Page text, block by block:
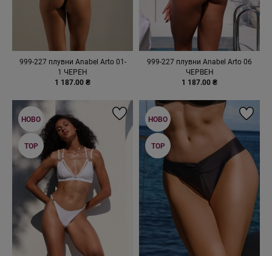
999-227 плувни Anabel Arto 01-
1 ЧЕРЕН
1 187.00 ₴
999-227 плувни Anabel Arto 06
ЧЕРВЕН
1 187.00 ₴
НОВО
TOP
НОВО
TOP